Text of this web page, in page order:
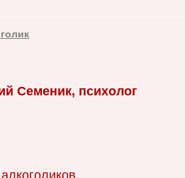
Семеник, психолог